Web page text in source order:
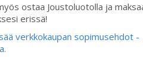
ostaa Joustoluotolla ja
erissä!
verkkokaupan sopimusehdot -